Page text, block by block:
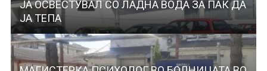
ЈА ОСВЕСТУВАЛ СО ЛАДНА ВОДА ЗА ПАК ДА
ЈА ТЕПА